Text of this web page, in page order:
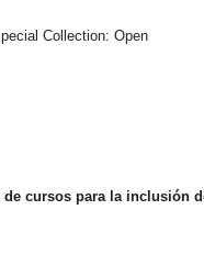
Collection: Open
cursos para la inclusión